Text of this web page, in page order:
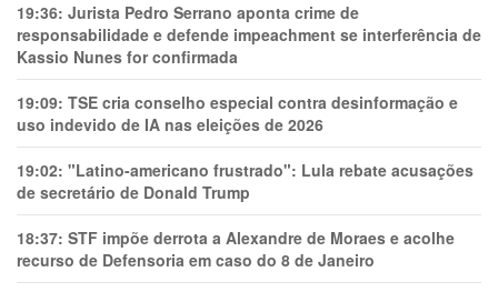
19:36: Jurista Pedro Serrano aponta crime de
responsabilidade e defende impeachment se interferência de
Kassio Nunes for confirmada
19:09: TSE cria conselho especial contra desinformação e
uso indevido de IA nas eleições de 2026
19:02: "Latino-americano frustrado": Lula rebate acusações
de secretário de Donald Trump
18:37: STF impõe derrota a Alexandre de Moraes e acolhe
recurso de Defensoria em caso do 8 de Janeiro